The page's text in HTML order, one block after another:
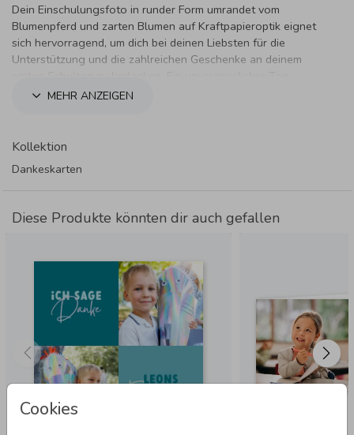
Cookies
Dein Einschulungsfoto in runder Form umrandet vom
Blumenpferd und zarten Blumen auf Kraftpapieroptik eignet
sich hervorragend, um dich bei deinen Liebsten für die
Unterstützung und die zahlreichen Geschenke an deinem
MEHR ANZEIGEN
Kollektion
Dankeskarten
Diese Produkte könnten dir auch gefallen